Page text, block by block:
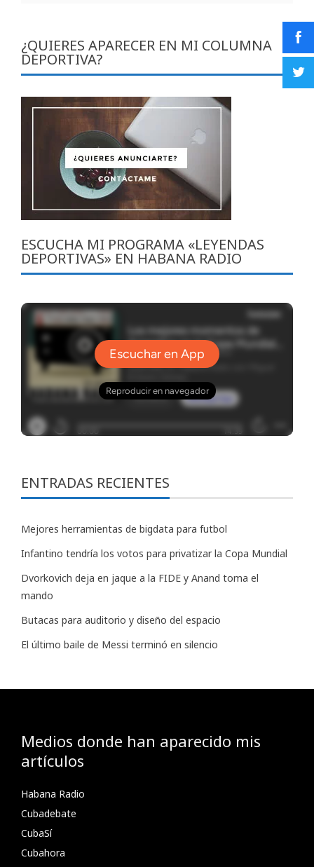
¿QUIERES APARECER EN MI COLUMNA
DEPORTIVA?
ESCUCHA MI PROGRAMA «LEYENDAS
DEPORTIVAS» EN HABANA RADIO
ENTRADAS RECIENTES
Mejores herramientas de bigdata para futbol
Infantino tendría los votos para privatizar la Copa Mundial
Dvorkovich deja en jaque a la FIDE y Anand toma el
mando
Butacas para auditorio y diseño del espacio
El último baile de Messi terminó en silencio
Medios donde han aparecido mis
artículos
Habana Radio
Cubadebate
CubaSí
Cubahora